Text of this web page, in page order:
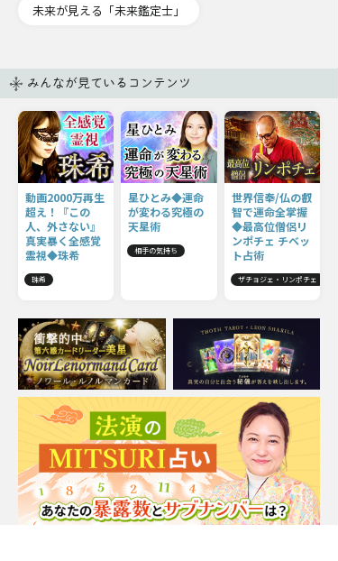
未来が見える「未来鑑定士」
みんなが見ているコンテンツ
動画2000万再生
超え！『この
人、外さない』
真実暴く全感覚
霊視◆珠希
珠希
星ひとみ◆運命
が変わる究極の
天星術
相手の気持ち
世界信奉/仏の叡
智で運命全掌握
◆最高位僧侶リ
ンポチェ チベッ
ト占術
ザチョジェ・リンポチェ